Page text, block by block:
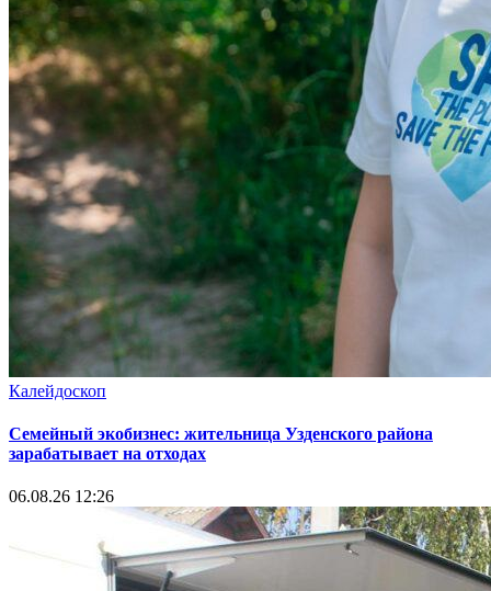
Калейдоскоп
Семейный экобизнес: жительница Узденского района
зарабатывает на отходах
06.08.26 12:26